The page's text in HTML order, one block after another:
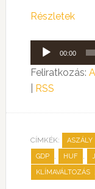
Részletek
Audió
lejátszó
00:00
Feliratkozás:
RSS
CÍMKÉK: ASZÁLY
GDP , HUF ,
KLÍMAVÁLTOZÁS